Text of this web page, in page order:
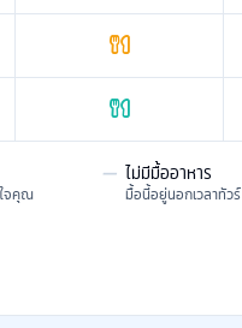
จคุณ
— ไม่มีมื้ออาหาร
มื้อนี้อยู่นอกเวลาทัวร์